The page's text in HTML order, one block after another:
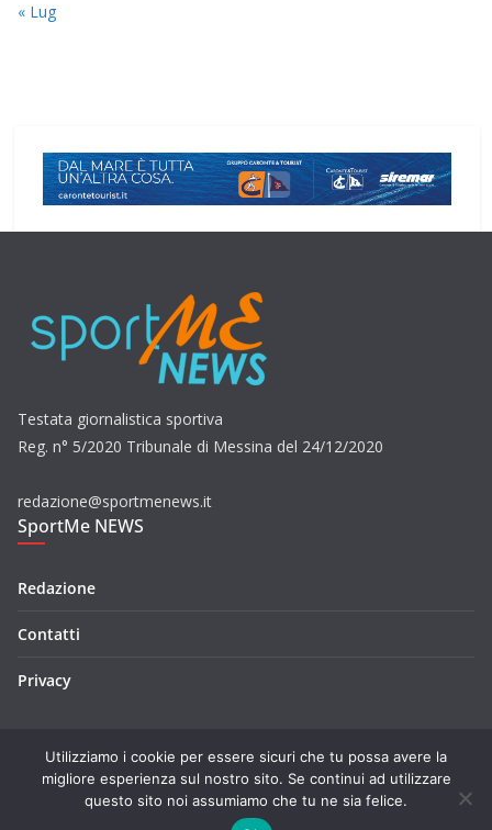
« Lug
Testata giornalistica sportiva
Reg. n° 5/2020 Tribunale di Messina del 24/12/2020
redazione@sportmenews.it
SportMe NEWS
Redazione
Contatti
Privacy
Copyright © 2026SportMe NEWS. Tutti i diritti riservati.
Utilizziamo i cookie per essere sicuri che tu possa avere la
migliore esperienza sul nostro sito. Se continui ad utilizzare
questo sito noi assumiamo che tu ne sia felice.